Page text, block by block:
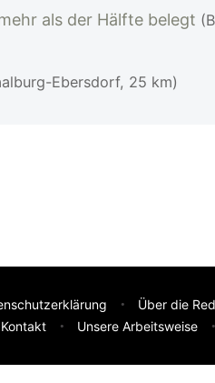
als der Hälfte belegt
Ebersdorf, 25 km)
Über die
Kontakt Unsere Arbeitsweise